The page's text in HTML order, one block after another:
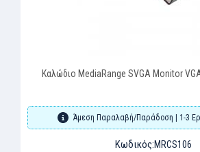
Καλώδιο MediaRange SVGA Monitor
Άμεση Παραλαβή/Παράδοση | 1-3
Κωδικός:MRCS106